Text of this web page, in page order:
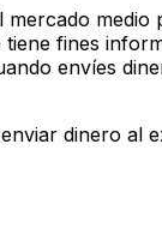
mercado medio
fines
envíes
dinero al